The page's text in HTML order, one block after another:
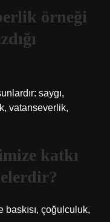
örneği
saygı,
vatanseverlik,
katkı
çoğulculuk,